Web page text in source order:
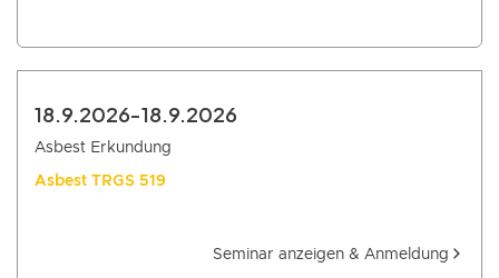
18.9.2026-18.9.2026
Asbest Erkundung
Asbest TRGS 519
Seminar anzeigen & Anmeldung